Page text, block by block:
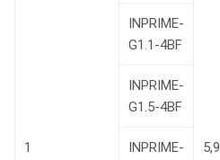
1 5,9
INPRIME-
G1.1-4BF
INPRIME-
G1.5-4BF
INPRIME-